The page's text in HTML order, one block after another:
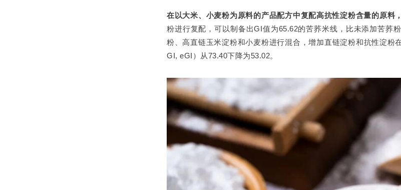
在以大米、小麦粉为原料的产品配方中复配高抗性淀粉含量的原料
粉进行复配，可以制备出GI值为65.62的苦荞米线，比未添加苦荞
粉、高直链玉米淀粉和小麦粉进行混合，增加直链淀粉和抗性淀
GI, eGI）从73.40下降为53.02。